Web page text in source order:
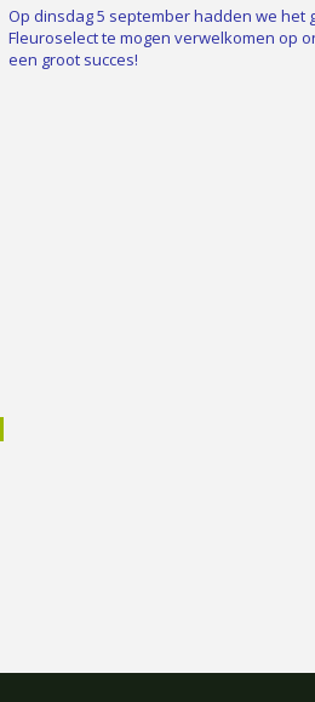
Op dinsdag 5 september hadden we het
Fleuroselect te mogen verwelkomen op
een groot succes!